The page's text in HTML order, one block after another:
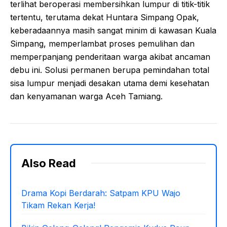
terlihat beroperasi membersihkan lumpur di titik-titik
tertentu, terutama dekat Huntara Simpang Opak,
keberadaannya masih sangat minim di kawasan Kuala
Simpang, memperlambat proses pemulihan dan
memperpanjang penderitaan warga akibat ancaman
debu ini. Solusi permanen berupa pemindahan total
sisa lumpur menjadi desakan utama demi kesehatan
dan kenyamanan warga Aceh Tamiang.
Also Read
Drama Kopi Berdarah: Satpam KPU Wajo
Tikam Rekan Kerja!